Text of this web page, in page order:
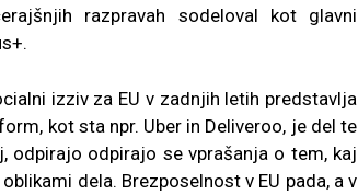
razpravah sodeloval kot glavni
izziv za EU v zadnjih letih predstavlja
kot sta npr. Uber in Deliveroo, je del te
odpirajo odpirajo se vprašanja o tem, kaj
dela. Brezposelnost v EU pada, a v